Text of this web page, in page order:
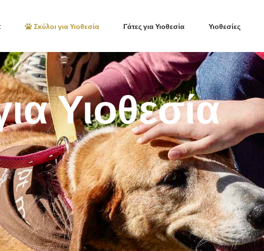
Σκύλοι για Υιοθεσία Γάτες για Υιοθεσία Υιοθεσίες
Υιοθεσία